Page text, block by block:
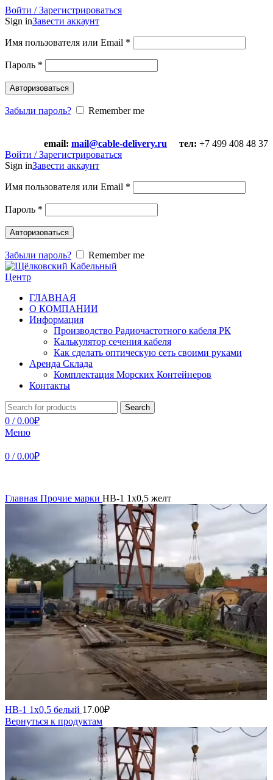
Войти / Зарегистрироваться
Sign inЗавести аккаунт
Имя пользователя или Email *
Пароль *
Авторизоваться
Забыли пароль?
Remember me
email: mail@cable-delivery.ru тел: +7 499 408 48 37
Войти / Зарегистрироваться
Sign inЗавести аккаунт
Имя пользователя или Email *
Пароль *
Авторизоваться
Забыли пароль? Remember me
ГЛАВНАЯ
О КОМПАНИИ
Информация
Производство Радиочастотного кабеля РК
Калькулятор сечения кабеля
Как сделать оптическую сеть своими руками
Аренда Склада
Комплектация Морских Контейнеров
Контакты
Search
0 / 0.00₽
Меню
0 / 0.00₽
Главная Прочие марки НВ-1 1х0,5 желт
НВ-1 1х0,5 белый 17.00₽
Вернуться к продуктам